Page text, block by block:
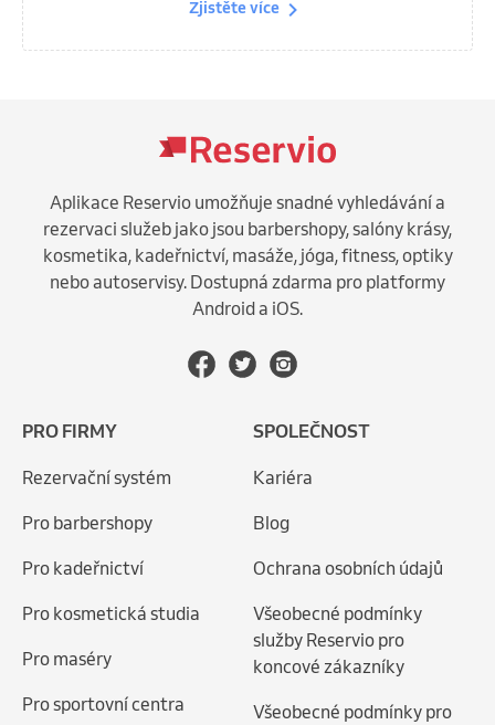
Zjistěte více
Aplikace Reservio umožňuje snadné vyhledávání a
rezervaci služeb jako jsou barbershopy, salóny krásy,
kosmetika, kadeřnictví, masáže, jóga, fitness, optiky
nebo autoservisy. Dostupná zdarma pro platformy
Android a iOS.
PRO FIRMY
Rezervační systém
Pro barbershopy
Pro kadeřnictví
Pro kosmetická studia
Pro maséry
Pro sportovní centra
SPOLEČNOST
Kariéra
Blog
Ochrana osobních údajů
Všeobecné podmínky
služby Reservio pro
koncové zákazníky
Všeobecné podmínky pro